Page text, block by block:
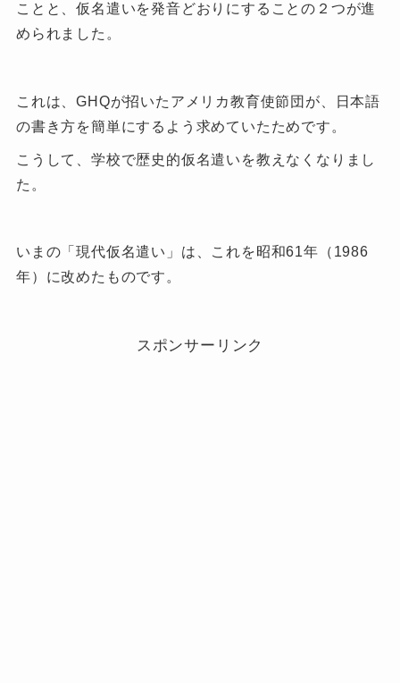
ことと、仮名遣いを発音どおりにすることの２つが進
められました。
これは、GHQが招いたアメリカ教育使節団が、日本語
の書き方を簡単にするよう求めていたためです。
こうして、学校で歴史的仮名遣いを教えなくなりまし
た。
いまの「現代仮名遣い」は、これを昭和61年（1986
年）に改めたものです。
スポンサーリンク